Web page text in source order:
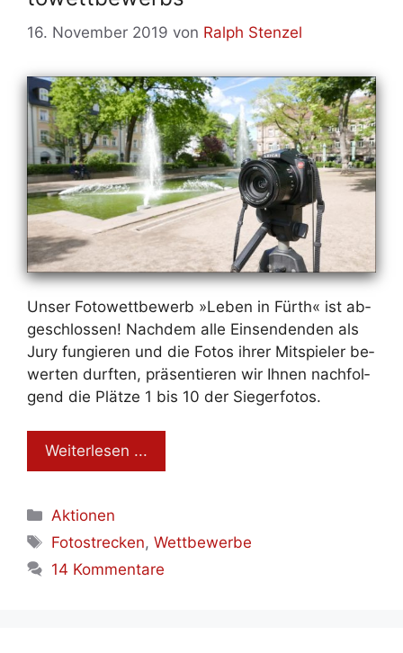
16. November 2019 von Ralph Stenzel
Un­ser Fo­to­wett­be­werb »Le­ben in Fürth« ist ab­
ge­schlos­sen! Nach­dem al­le Ein­sen­den­den als
Ju­ry fun­gie­ren und die Fo­tos ih­rer Mit­spie­ler be­
wer­ten durf­ten, prä­sen­tie­ren wir Ih­nen nach­fol­
gend die Plät­ze 1 bis 10 der Sie­ger­fo­tos.
Wei­ter­le­sen ...
Kategorien
Aktionen
Schlagwörter
Fotostrecken,Wettbewerbe
14 Kommentare